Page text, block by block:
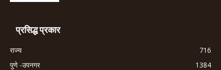
प्रसिद्ध प्रकार
राज्य
716
पुणे -उपनगर
1384